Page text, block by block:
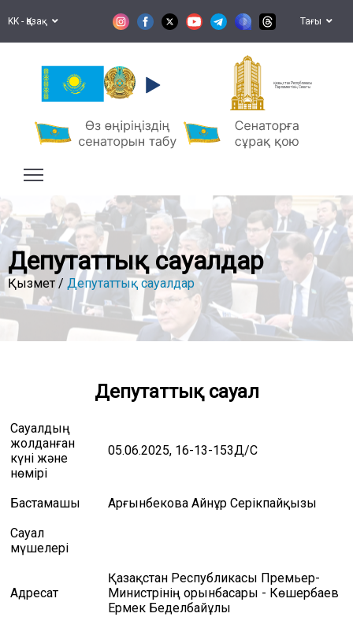
KK - Қазақ Тағы
Қазақстан Республикасы
Парламентінің Сенаты
Депутаттық сауалдар
Қызмет / Депутаттық сауалдар
Депутаттық сауал
Сауалдың
жолданған
күні және
нөмірі
05.06.2025, 16-13-153Д/С
Бастамашы
Арғынбекова Айнұр Серікпайқызы
Сауал
мүшелері
Адресат
Қазақстан Республикасы Премьер-
Министрінің орынбасары - Көшербаев
Ермек Беделбайұлы